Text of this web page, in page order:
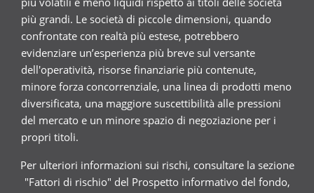
più grandi. Le società di piccole dimensioni, quando
confrontate con realtà più estese, potrebbero
evidenziare un’esperienza più breve sul versante
dell'operatività, risorse finanziarie più contenute,
minore forza concorrenziale, una linea di prodotti meno
diversificata, una maggiore suscettibilità alle pressioni
del mercato e un minore spazio di negoziazione per i
propri titoli.
Per ulteriori informazioni sui rischi, consultare la sezione
"Fattori di rischio" del Prospetto informativo del fondo,